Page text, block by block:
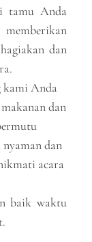
tamu Anda
dan
kami Anda
dan
dan
acara
baik waktu